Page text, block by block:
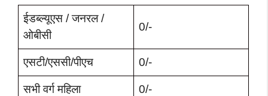
ईडब्ल्यूएस / जनरल /
ओबीसी
0/-
एसटी/एससी/पीएच 0/-
सभी वर्ग महिला 0/-